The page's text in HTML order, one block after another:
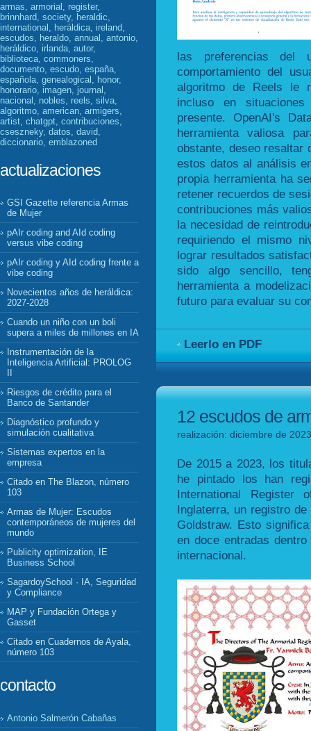
armas, armorial, register,
brinnhard, society, heraldic,
international, heráldica, ireland,
escudos, heraldo, annual, antonio,
heráldico, irlanda, autor,
biblioteca, commoners,
documento, escudo, españa,
española, genealogical, honor,
honorario, imagen, journal,
nacional, nobles, reels, silva,
algoritmo, american, armigers,
artist, chatgpt, contribuciones,
cseszneky, datos, david,
diccionario, emblazoned
actualizaciones
GSI Gazette referencia Armas
de Mujer
pAIr coding and AId coding
versus vibe coding
pAIr coding y AId coding frente a
vibe coding
Novecientos años de heráldica:
2027-2028
Cuando un niño con un boli
supera a miles de millones en IA
Instrumentación de la
Inteligencia Artificial: PROLOG
Riesgos de crédito para el
Banco de Santander
Diagnóstico profundo y
simulación cualitativa
Sistemas expertos en la
empresa
Citado en The Blazon, número
103
Armas de Mujer: Escudos
contemporáneos de mujeres del
mundo
Publicity optimization, IE
Business School
SagardoySchool · IA, Seguridad
y Compliance
MAP y Fundación Ortega y
Gasset
Citado en Cuadernos de Ayala,
número 103
contacto
Antonio Salmerón Cabañas
las preferencias del
comportamiento del
algoritmo de Reels le
incluso en
presente. OpenAI's
herramienta valiosa
obstante, deseo resaltar
estos datos al análisis
propia herramienta ha
retener recuerdos de
contribuciones más
la necesidad de
requiriendo el mismo
lograr resultados
sido algo sencillo,
herramienta a
futuro para evaluar su
Leerlo en PDF
12 escudos de
realización: diciembre de
De 2015 a 2023, los
he pintado los han
International Register
Inglaterra, un registro
Goldstraw. Esto
en doce entradas
internacional.